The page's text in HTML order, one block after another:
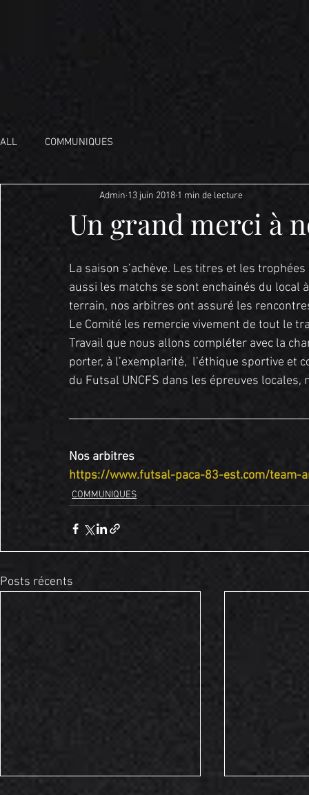
ALL COMMUNIQUES
Un grand merci à
Admin 13 juin 2018 1 min de lecture
La saison s’achève. Les titres et les
aussi les matchs se sont enchainés du local
terrain, nos arbitres ont assuré les
Le Comité les remercie vivement de tout le
Travail que nous allons compléter avec la
porter, à l’exemplarité,  l’éthique sportive
du Futsal UNCFS dans les épreuves
Nos arbitres
https://www.futsal-paca-83-est.com/team-
COMMUNIQUES
Posts récents